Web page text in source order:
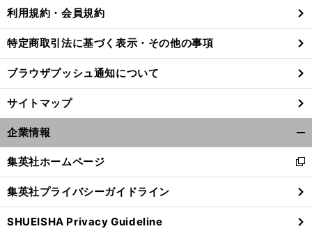
利用規約・会員規約
特定商取引法に基づく表示・その他の事項
ブラウザプッシュ通知について
サイトマップ
企業情報
閉
る
集英社ホームページ
新
し
い
ウ
ィ
集英社プライバシーガイドライン
SHUEISHA Privacy Guideline